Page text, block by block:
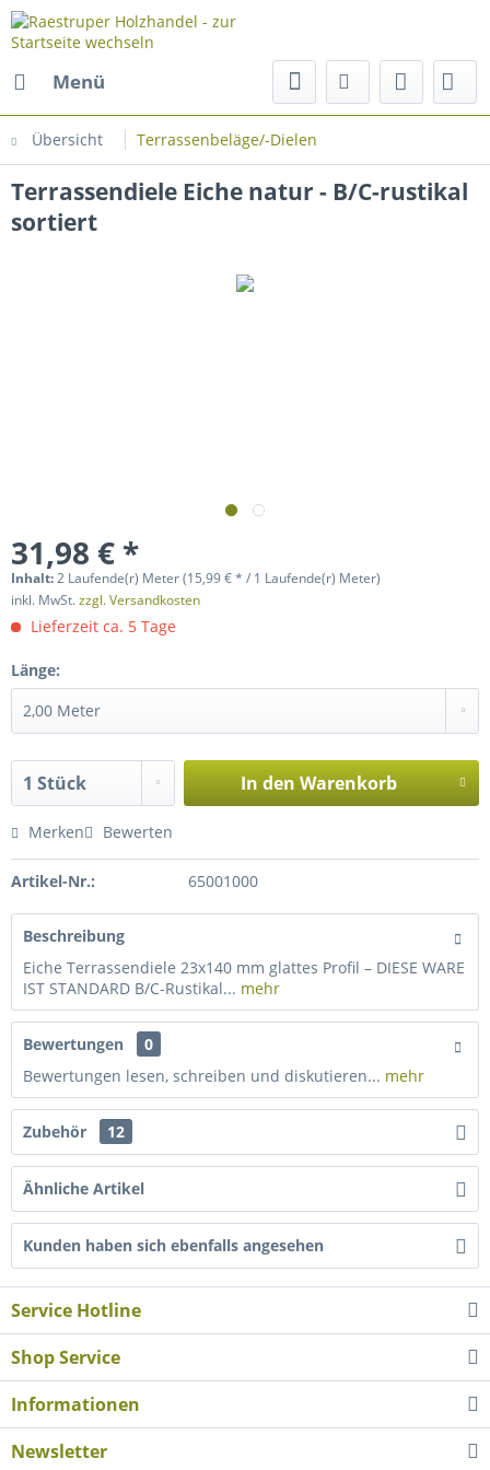
Menü
Übersicht Terrassenbeläge/-Dielen
Terrassendiele Eiche natur - B/C-rustikal
sortiert
31,98 € *
Inhalt:2 Laufende(r) Meter (15,99 € * / 1 Laufende(r) Meter)
inkl. MwSt.zzgl. Versandkosten
Lieferzeit ca. 5 Tage
Länge:
In den Warenkorb
Merken Bewerten
Artikel-Nr.: 65001000
Beschreibung
Eiche Terrassendiele 23x140 mm glattes Profil – DIESE WARE
IST STANDARD B/C-Rustikal... mehr
Bewertungen
0
Bewertungen lesen, schreiben und diskutieren... mehr
Zubehör 12
Ähnliche Artikel
Kunden haben sich ebenfalls angesehen
Service Hotline
Shop Service
Informationen
Newsletter